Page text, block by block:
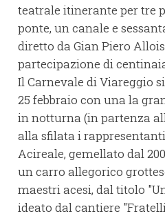
teatrale itinerante per tre
ponte, un canale e
diretto da Gian Piero
partecipazione di
Il Carnevale di Viareggio
25 febbraio con una la
in notturna (in partenza
alla sfilata i
Acireale, gemellato dal
un carro allegorico
maestri acesi, dal titolo
ideato dal cantiere